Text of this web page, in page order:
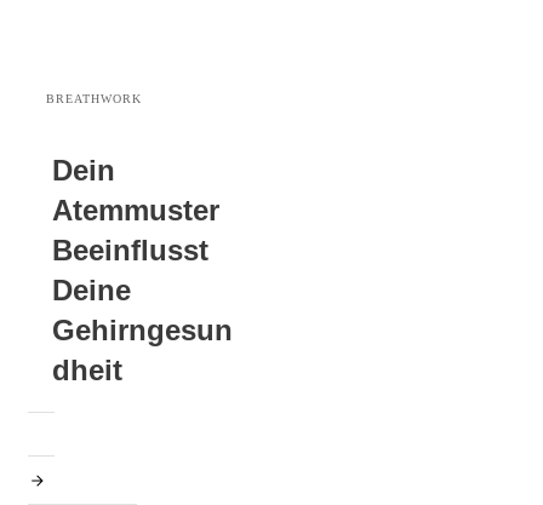
BREATHWORK
Dein
Atemmuster
Beeinflusst
Deine
Gehirngesun
Dheit